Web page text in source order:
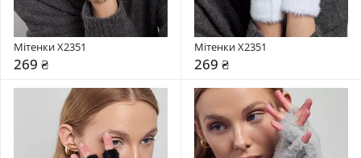
Мітенки X2351
269 ₴
Мітенки X2351
269 ₴